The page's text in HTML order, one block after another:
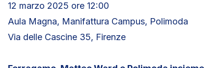
12 marzo 2025 ore 12:00
Aula Magna, Manifattura Campus, Polimoda
Via delle Cascine 35, Firenze